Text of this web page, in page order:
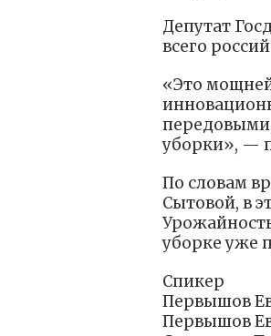
Депутат
всего
«Это
уборки», —
По словам
Сытовой, в
уборке уже
Спикер
Первышов
Первышов